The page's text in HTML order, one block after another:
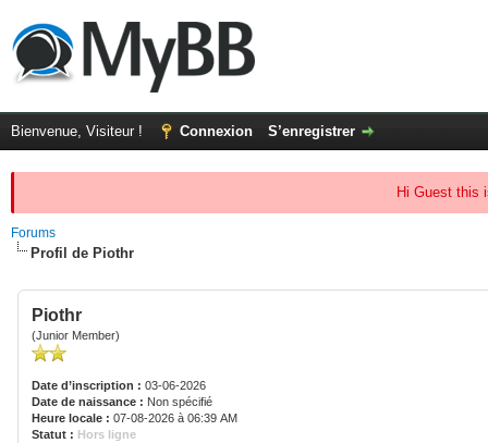
Bienvenue, Visiteur ! Connexion S’enregistrer
Hi Guest this
Forums
Profil de Piothr
Piothr
(Junior Member)
Date d’inscription : 03-06-2026
Date de naissance : Non spécifié
Heure locale : 07-08-2026 à 06:39 AM
Statut : Hors ligne